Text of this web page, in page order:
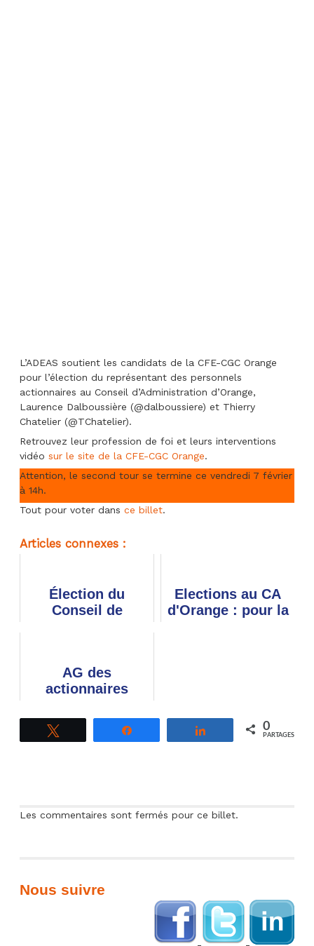
L’ADEAS soutient les candidats de la CFE-CGC Orange
pour l’élection du représentant des personnels
actionnaires au Conseil d’Administration d’Orange,
Laurence Dalboussière (@dalboussiere) et Thierry
Chatelier (@TChatelier).
Retrouvez leur profession de foi et leurs interventions
vidéo sur le site de la CFE-CGC Orange.
Attention, le second tour se termine ce vendredi 7 février
à 14h.
Tout pour voter dans ce billet.
Articles connexes :
Élection du
Conseil de
comprendre en 3
mn
Elections au CA
d'Orange : pour la
AG des
actionnaires
réponses aux
questions et
Partagez 0
PARTAGES
Les commentaires sont fermés pour ce billet.
Nous suivre